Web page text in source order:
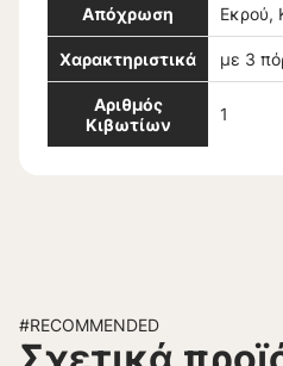
Απόχρωση Εκρού,
Χαρακτηριστικά με 3
Αριθμός
Κιβωτίων
1
#RECOMMENDED